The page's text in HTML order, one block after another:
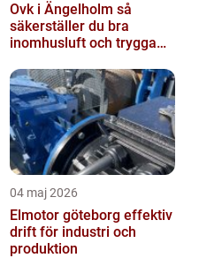
Ovk i Ängelholm så
säkerställer du bra
inomhusluft och trygga
04 maj 2026
Elmotor göteborg effektiv
drift för industri och
produktion